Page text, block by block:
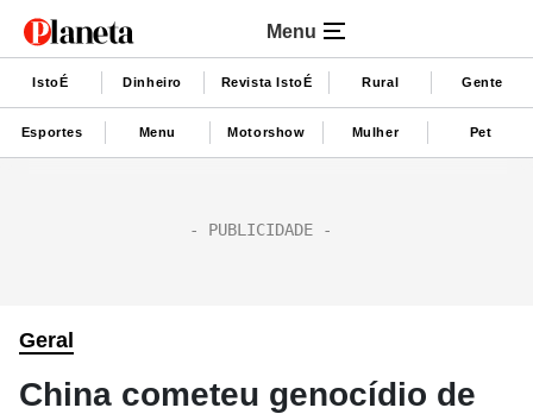
Menu
IstoÉ Dinheiro Revista IstoÉ Rural Gente
Esportes Menu Motorshow Mulher Pet
Geral
China cometeu genocídio de